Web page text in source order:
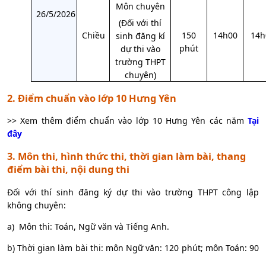
26/5/2026
Chiều
Môn chuyên
(Đối với thí
sinh đăng kí
dự thi vào
trường THPT
chuyên)
150
phút
14h00
2. Điểm chuẩn vào lớp 10 Hưng Yên
>> Xem thêm điểm chuẩn vào lớp 10 Hưng Yên các năm Tại
đây
3. Môn thi, hình thức thi, thời gian làm bài, thang
điểm bài thi, nội dung thi
Đối với thí sinh đăng ký dự thi vào trường THPT công lập
không chuyên:
a) Môn thi: Toán, Ngữ văn và Tiếng Anh.
b) Thời gian làm bài thi: môn Ngữ văn: 120 phút; môn Toán: 90